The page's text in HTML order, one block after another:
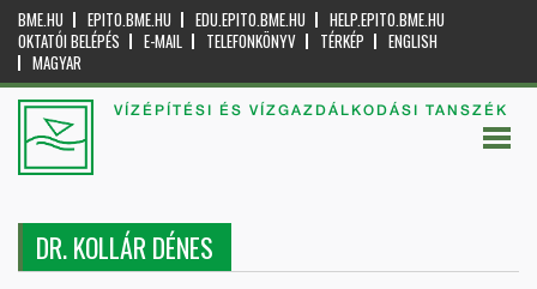
BME.HU EPITO.BME.HU EDU.EPITO.BME.HU
HELP.EPITO.BME.HU
OKTATÓI BELÉPÉS
E-MAIL TELEFONKÖNYV TÉRKÉP
ENGLISH
MAGYAR
VÍZÉPÍTÉSI ÉS VÍZGAZDÁLKODÁSI TANSZÉK
DR. KOLLÁR DÉNES